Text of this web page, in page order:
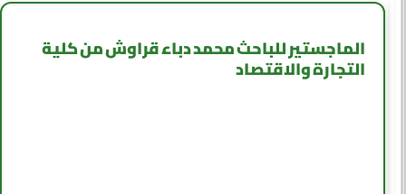
الماجستير للباحث محمد دباء قراوش من كلية
التجارة والاقتصاد